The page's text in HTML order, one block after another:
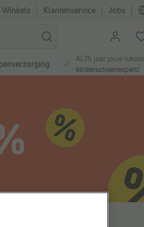
Winkels Klantenservice Jobs
Al 75 jaar jouw lokale
kinderschoenexpert!